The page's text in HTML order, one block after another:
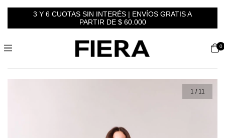
3 Y 6 CUOTAS SIN INTERÉS | ENVÍOS GRATIS A
PARTIR DE $ 60.000
0
1 / 11